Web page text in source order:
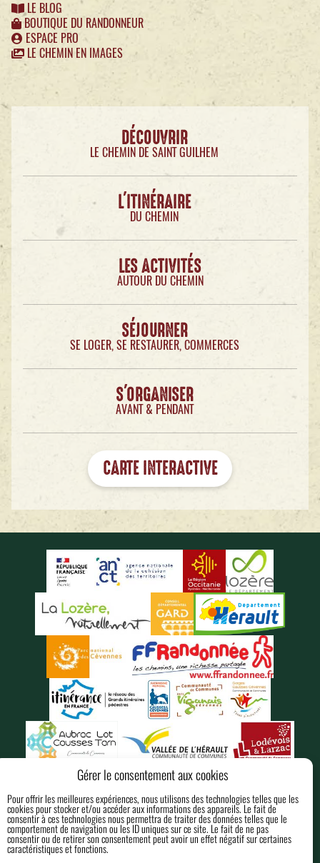
Gérer le consentement aux cookies
Pour offrir les meilleures expériences, nous utilisons des technologies telles que les
cookies pour stocker et/ou accéder aux informations des appareils. Le fait de
consentir à ces technologies nous permettra de traiter des données telles que le
comportement de navigation ou les ID uniques sur ce site. Le fait de ne pas
consentir ou de retirer son consentement peut avoir un effet négatif sur certaines
caractéristiques et fonctions.
LE BLOG
BOUTIQUE DU RANDONNEUR
ESPACE PRO
LE CHEMIN EN IMAGES
DÉCOUVRIR
LE CHEMIN DE SAINT GUILHEM
L'ITINÉRAIRE
DU CHEMIN
LES ACTIVITÉS
AUTOUR DU CHEMIN
SÉJOURNER
SE LOGER, SE RESTAURER, COMMERCES
S'ORGANISER
AVANT & PENDANT
CARTE INTERACTIVE
MENTIONS LÉGALES